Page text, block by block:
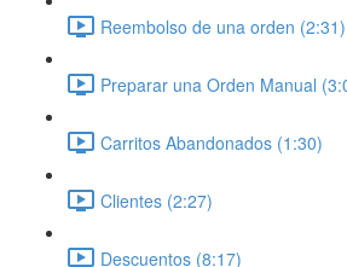
Reembolso de una orden (2:31)
Preparar una Orden Manual
Carritos Abandonados (1:30)
Clientes (2:27)
Descuentos (8:17)